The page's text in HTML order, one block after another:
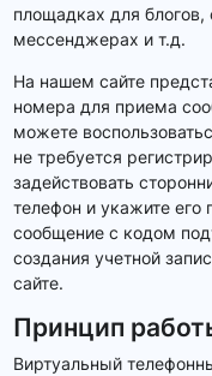
площадках для
мессенджерах и т.д.
На нашем сайте
номера для приема
можете
не требуется
задействовать
телефон и укажите его
сообщение с кодом
создания учетной
сайте.
Принцип
Виртуальный